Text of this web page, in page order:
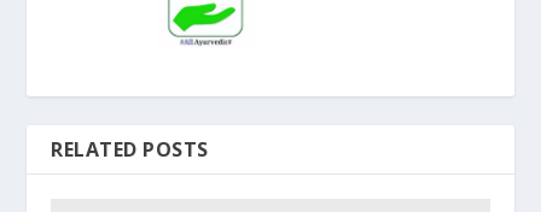
RELATED POSTS